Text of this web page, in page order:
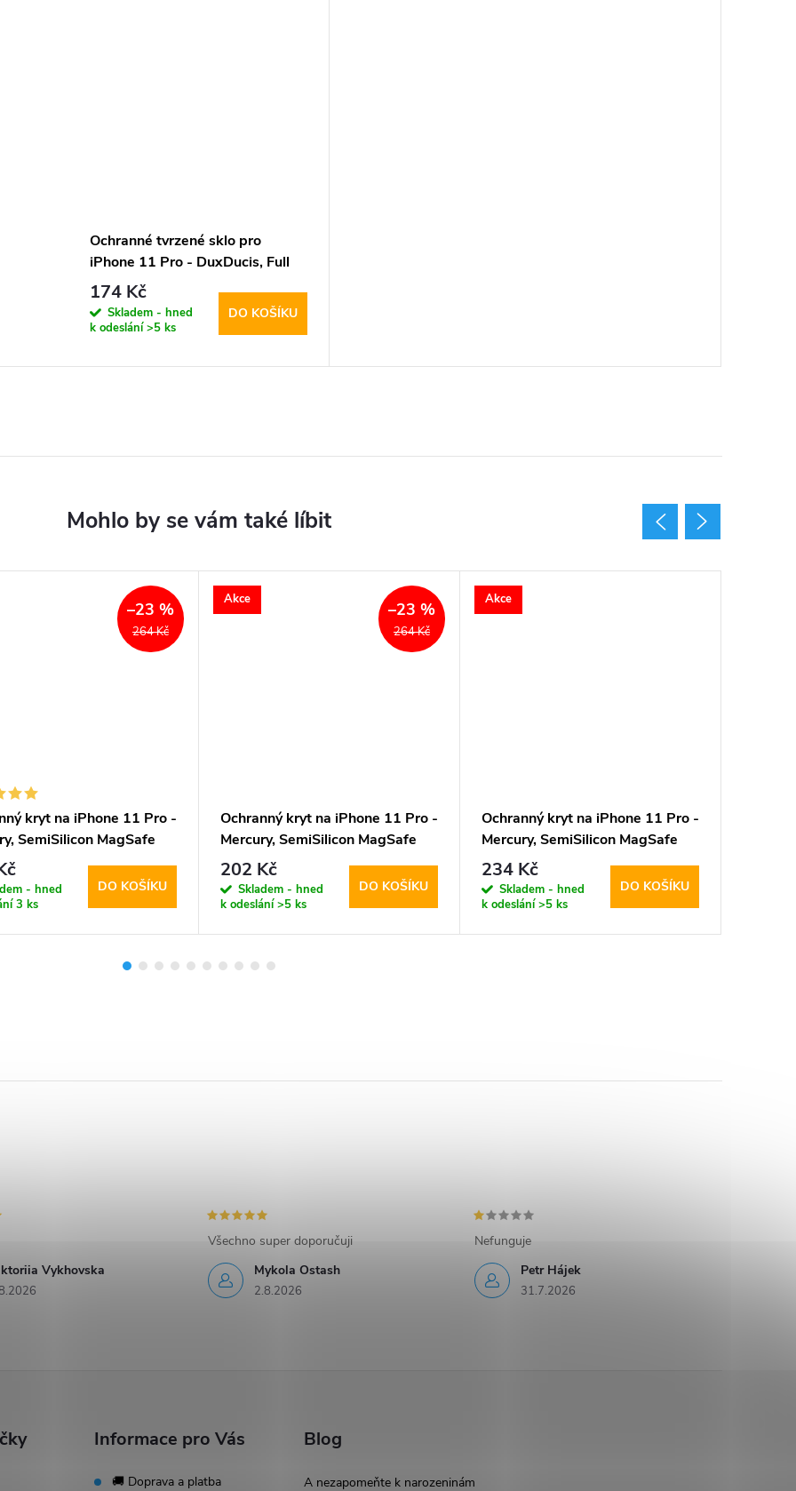
Ochranné tvrzené sklo pro
iPhone 11 Pro - DuxDucis, Full
Glass Black
174 Kč
Skladem - hned
k odeslání>5 ks
DO KOŠÍKU
264 Kč
–23 %
kryt na iPhone 11 Pro -
SemiSilicon MagSafe
- hned
3 ks
DO KOŠÍKU
Akce
264 Kč
–23 %
Ochranný kryt na iPhone 11 Pro -
Mercury, SemiSilicon MagSafe
Red
202 Kč
Skladem - hned
k odeslání>5 ks
DO KOŠÍKU
Akce
Ochranný kryt na iPhone 11 Pro -
Mercury, SemiSilicon MagSafe
Green
234 Kč
Skladem - hned
k odeslání>5 ks
DO KOŠÍKU
Vykhovska Mykola Ostash
2.8.2026
Všechno super doporučuji
Petr Hájek
31.7.2026
Nefunguje
Informace pro Vás
🚚 Doprava a platba
Blog
A nezapomeňte k narozeninám